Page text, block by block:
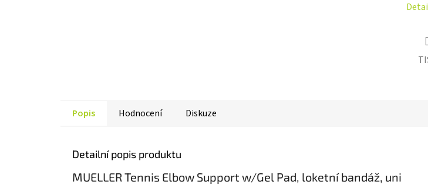
Popis Hodnocení Diskuze
Detailní popis produktu
MUELLER Tennis Elbow Support w/Gel Pad, loketní bandáž, uni